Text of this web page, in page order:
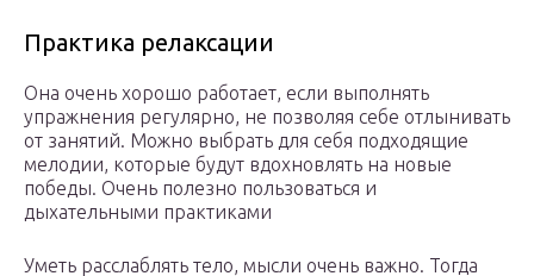
Практика релаксации
Она очень хорошо работает, если выполнять
упражнения регулярно, не позволяя себе отлынивать
от занятий. Можно выбрать для себя подходящие
мелодии, которые будут вдохновлять на новые
победы. Очень полезно пользоваться и
дыхательными практиками
Уметь расслаблять тело, мысли очень важно. Тогда